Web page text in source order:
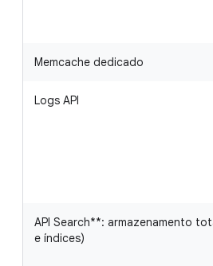
Memcache dedicado
Logs API
API Search**: armazenamento
e índices)